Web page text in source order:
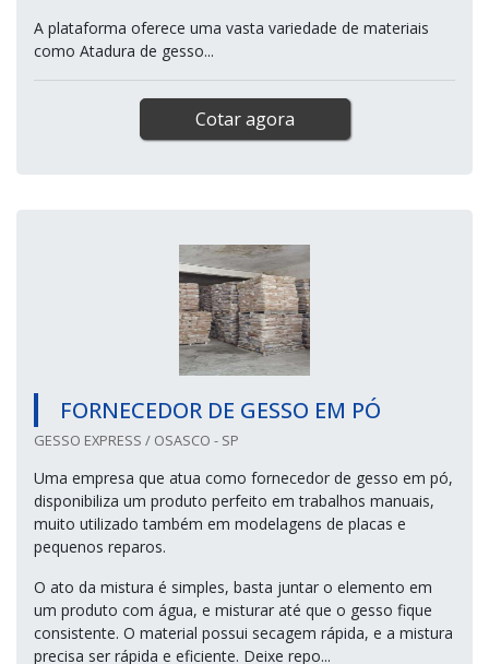
A plataforma oferece uma vasta variedade de materiais
como Atadura de gesso...
Cotar agora
FORNECEDOR DE GESSO EM PÓ
GESSO EXPRESS / OSASCO - SP
Uma empresa que atua como fornecedor de gesso em pó,
disponibiliza um produto perfeito em trabalhos manuais,
muito utilizado também em modelagens de placas e
pequenos reparos.
O ato da mistura é simples, basta juntar o elemento em
um produto com água, e misturar até que o gesso fique
consistente. O material possui secagem rápida, e a mistura
precisa ser rápida e eficiente. Deixe repo...